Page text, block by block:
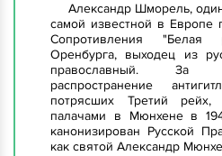
Александр Шморель,
самой известной в Европе
Сопротивления
Оренбурга, выходец из
православный. За
распространение
потрясших Третий рейх,
палачами в Мюнхене в
канонизирован Русской
как святой Александр